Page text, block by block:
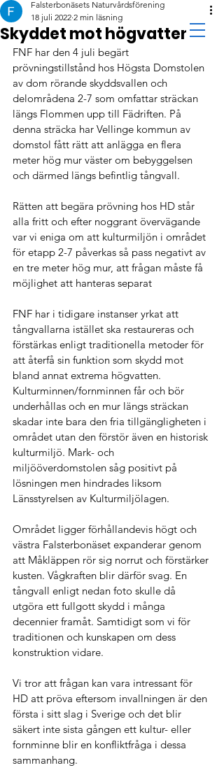
Skyddet mot högvatten
Falsterbonäsets Naturvårdsförening
18 juli 2022 2 min läsning
FNF har den 4 juli begärt
prövningstillstånd hos Högsta Domstolen
av dom rörande skyddsvallen och
delområdena 2-7 som omfattar sträckan
längs Flommen upp till Fädriften. På
denna sträcka har Vellinge kommun av
domstol fått rätt att anlägga en flera
meter hög mur väster om bebyggelsen
och därmed längs befintlig tångvall.
Rätten att begära prövning hos HD står
alla fritt och efter noggrant övervägande
var vi eniga om att kulturmiljön i området
för etapp 2-7 påverkas så pass negativt av
en tre meter hög mur, att frågan måste få
möjlighet att hanteras separat
FNF har i tidigare instanser yrkat att
tångvallarna istället ska restaureras och
förstärkas enligt traditionella metoder för
att återfå sin funktion som skydd mot
bland annat extrema högvatten.
Kulturminnen/fornminnen får och bör
underhållas och en mur längs sträckan
skadar inte bara den fria tillgängligheten i
området utan den förstör även en historisk
kulturmiljö. Mark- och
miljööverdomstolen såg positivt på
lösningen men hindrades liksom
Länsstyrelsen av Kulturmiljölagen.
Området ligger förhållandevis högt och
västra Falsterbonäset expanderar genom
att Måkläppen rör sig norrut och förstärker
kusten. Vågkraften blir därför svag. En
tångvall enligt nedan foto skulle då
utgöra ett fullgott skydd i många
decennier framåt. Samtidigt som vi för
traditionen och kunskapen om dess
konstruktion vidare.
Vi tror att frågan kan vara intressant för
HD att pröva eftersom invallningen är den
första i sitt slag i Sverige och det blir
säkert inte sista gången ett kultur- eller
fornminne blir en konfliktfråga i dessa
sammanhang.